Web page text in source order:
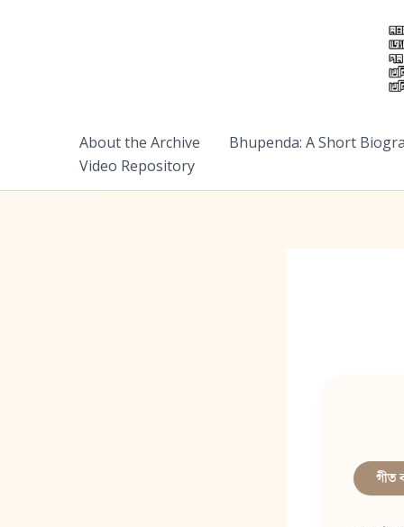
About the Archive
Bhupenda: A Short
Video Repository
গীত